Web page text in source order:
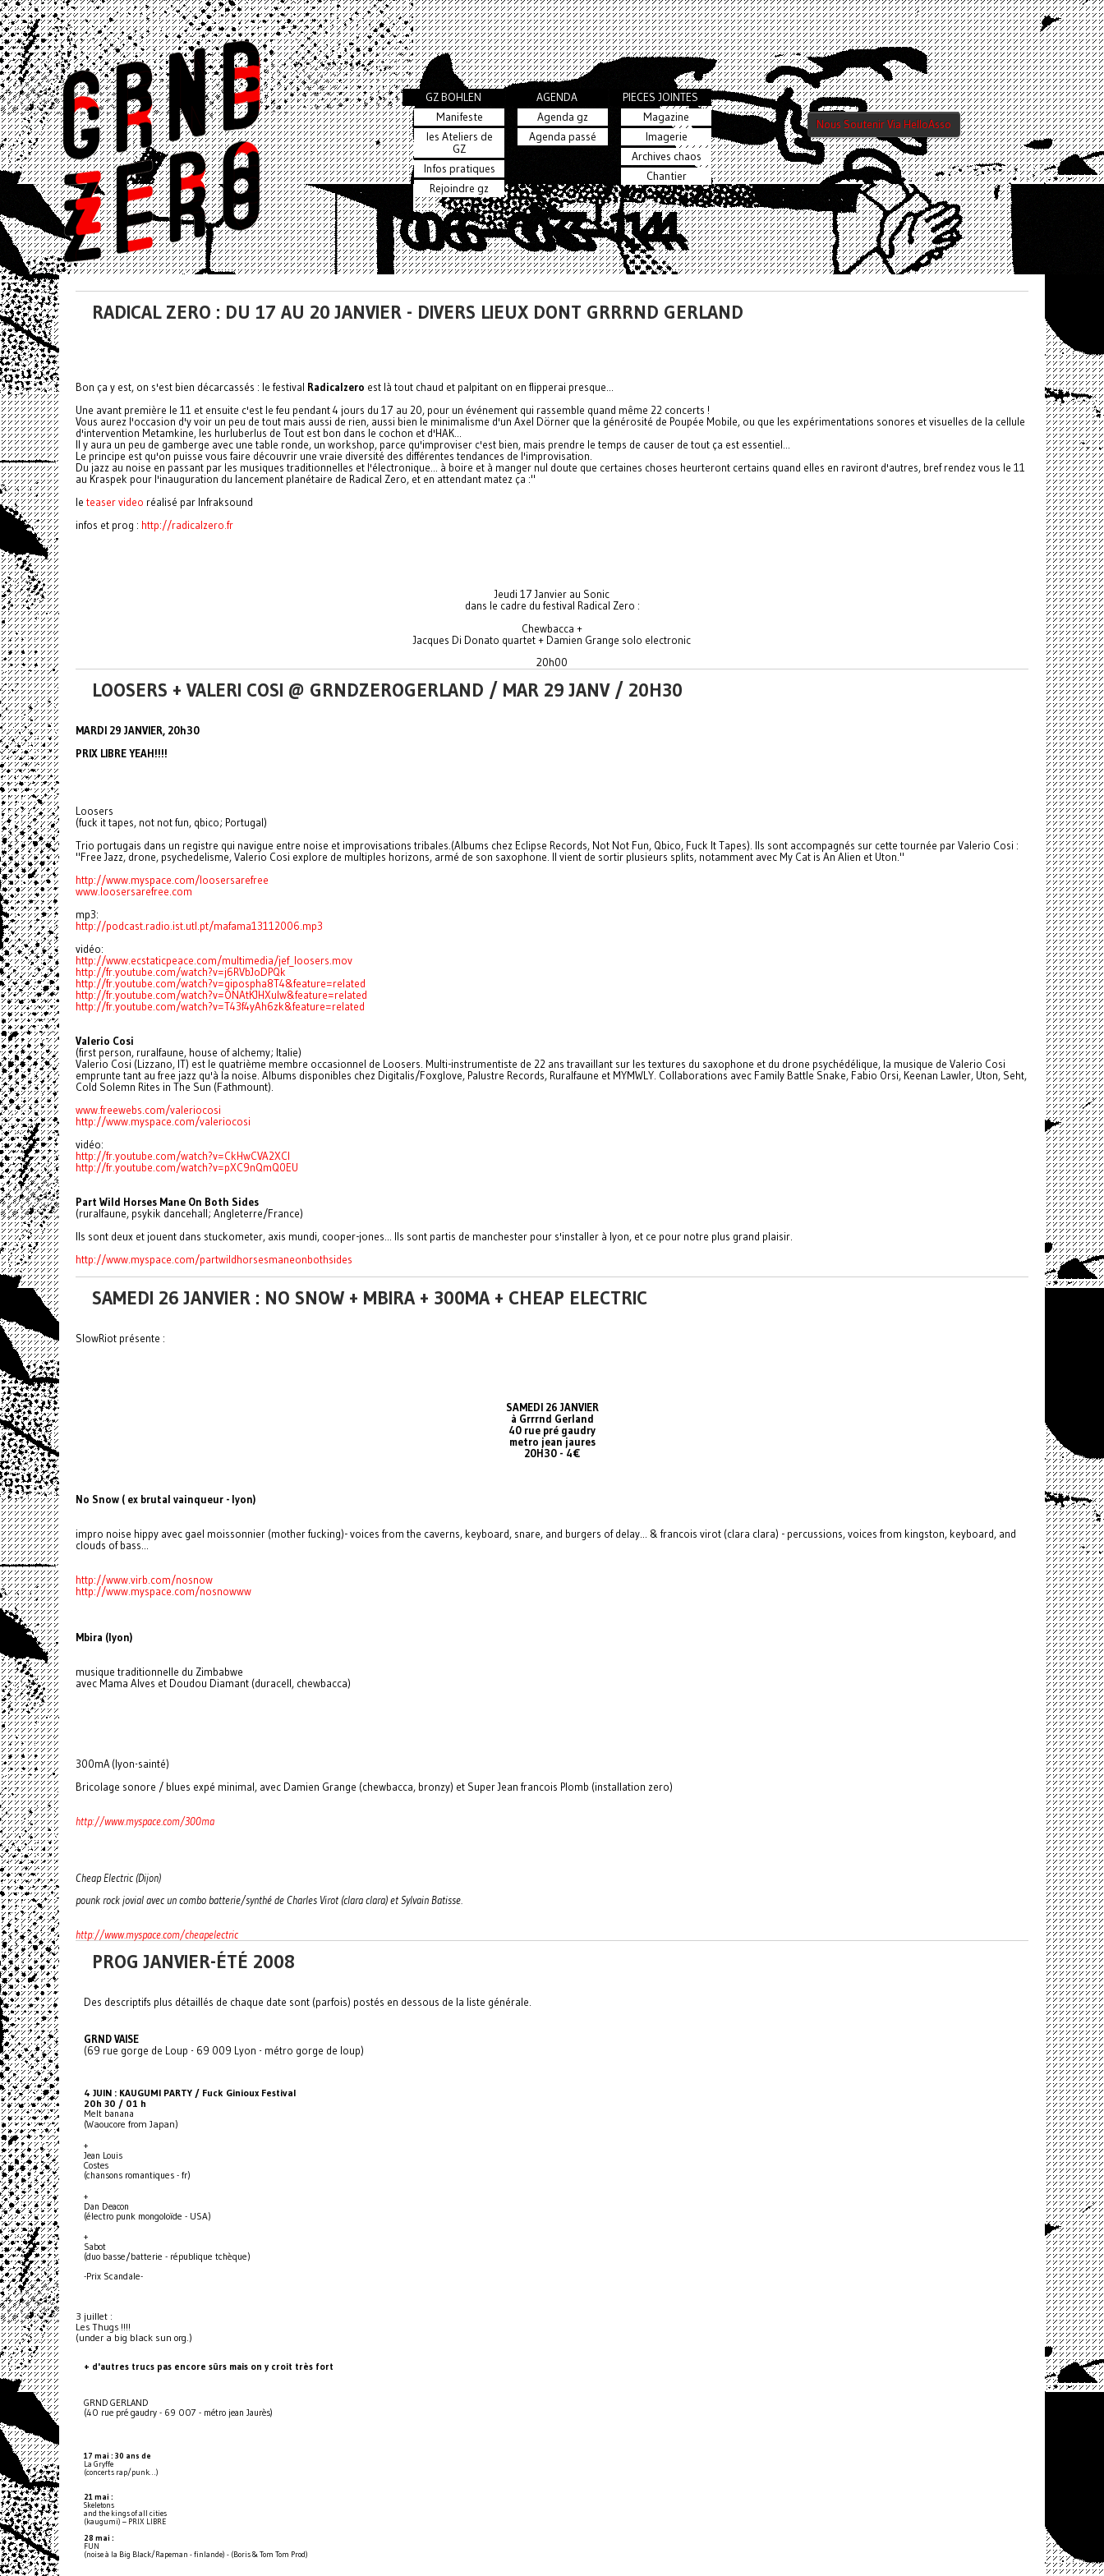
GZ BOHLEN
Manifeste
les Ateliers de
GZ
Infos pratiques
Rejoindre gz
AGENDA
Agenda gz
Agenda passé
PIECES JOINTES
Magazine
Imagerie
Archives chaos
Chantier
Nous Soutenir Via HelloAsso
RADICAL ZERO : DU 17 AU 20 JANVIER - DIVERS LIEUX DONT GRRRND GERLAND
Bon ça y est, on s'est bien décarcassés : le festival Radicalzero est là tout chaud et palpitant on en flipperai presque...
Une avant première le 11 et ensuite c'est le feu pendant 4 jours du 17 au 20, pour un événement qui rassemble quand même 22 concerts !
Vous aurez l'occasion d'y voir un peu de tout mais aussi de rien, aussi bien le minimalisme d'un Axel Dörner que la générosité de Poupée Mobile, ou que les expérimentations sonores et visuelles de la cellule
d'intervention Metamkine, les hurluberlus de Tout est bon dans le cochon et d'HAK...
Il y aura un peu de gamberge avec une table ronde, un workshop, parce qu'improviser c'est bien, mais prendre le temps de causer de tout ça est essentiel...
Le principe est qu'on puisse vous faire découvrir une vraie diversité des différentes tendances de l'improvisation.
Du jazz au noise en passant par les musiques traditionnelles et l'électronique... à boire et à manger nul doute que certaines choses heurteront certains quand elles en raviront d'autres, bref rendez vous le 11
au Kraspek pour l'inauguration du lancement planétaire de Radical Zero, et en attendant matez ça :"
le teaser video réalisé par Infraksound
infos et prog : http://radicalzero.fr
Jeudi 17 Janvier au Sonic
dans le cadre du festival Radical Zero :
Chewbacca +
Jacques Di Donato quartet + Damien Grange solo electronic
20h00
LOOSERS + VALERI COSI @ GRNDZEROGERLAND / MAR 29 JANV / 20H30
MARDI 29 JANVIER, 20h30
PRIX LIBRE YEAH!!!!
Loosers
(fuck it tapes, not not fun, qbico; Portugal)
Trio portugais dans un registre qui navigue entre noise et improvisations tribales.(Albums chez Eclipse Records, Not Not Fun, Qbico, Fuck It Tapes). Ils sont accompagnés sur cette tournée par Valerio Cosi :
"Free Jazz, drone, psychedelisme, Valerio Cosi explore de multiples horizons, armé de son saxophone. Il vient de sortir plusieurs splits, notamment avec My Cat is An Alien et Uton."
http://www.myspace.com/loosersarefree
www.loosersarefree.com
mp3:
http://podcast.radio.ist.utl.pt/mafama13112006.mp3
vidéo:
http://www.ecstaticpeace.com/multimedia/jef_loosers.mov
http://fr.youtube.com/watch?v=j6RVbJoDPQk
http://fr.youtube.com/watch?v=gipospha8T4&feature=related
http://fr.youtube.com/watch?v=ONAtKJHXulw&feature=related
http://fr.youtube.com/watch?v=T43f4yAh6zk&feature=related
Valerio Cosi
(first person, ruralfaune, house of alchemy; Italie)
Valerio Cosi (Lizzano, IT) est le quatrième membre occasionnel de Loosers. Multi-instrumentiste de 22 ans travaillant sur les textures du saxophone et du drone psychédélique, la musique de Valerio Cosi
emprunte tant au free jazz qu'à la noise. Albums disponibles chez Digitalis/Foxglove, Palustre Records, Ruralfaune et MYMWLY. Collaborations avec Family Battle Snake, Fabio Orsi, Keenan Lawler, Uton, Seht,
Cold Solemn Rites in The Sun (Fathmount).
www.freewebs.com/valeriocosi
http://www.myspace.com/valeriocosi
vidéo:
http://fr.youtube.com/watch?v=CkHwCVA2XCI
http://fr.youtube.com/watch?v=pXC9nQmQ0EU
Part Wild Horses Mane On Both Sides
(ruralfaune, psykik dancehall; Angleterre/France)
Ils sont deux et jouent dans stuckometer, axis mundi, cooper-jones... Ils sont partis de manchester pour s'installer à lyon, et ce pour notre plus grand plaisir.
http://www.myspace.com/partwildhorsesmaneonbothsides
SAMEDI 26 JANVIER : NO SNOW + MBIRA + 300MA + CHEAP ELECTRIC
SlowRiot présente :
SAMEDI 26 JANVIER
à Grrrnd Gerland
40 rue pré gaudry
metro jean jaures
20H30 - 4€
No Snow ( ex brutal vainqueur - lyon)
impro noise hippy avec gael moissonnier (mother fucking)- voices from the caverns, keyboard, snare, and burgers of delay... & francois virot (clara clara) - percussions, voices from kingston, keyboard, and
clouds of bass...
http://www.virb.com/nosnow
http://www.myspace.com/nosnowww
Mbira (lyon)
musique traditionnelle du Zimbabwe
avec Mama Alves et Doudou Diamant (duracell, chewbacca)
300mA (lyon-sainté)
Bricolage sonore / blues expé minimal, avec Damien Grange (chewbacca, bronzy) et Super Jean francois Plomb (installation zero)
http://www.myspace.com/300ma
Cheap Electric (Dijon)
pounk rock jovial avec un combo batterie/synthé de Charles Virot (clara clara) et Sylvain Batisse.
http://www.myspace.com/cheapelectric
PROG JANVIER-ÉTÉ 2008
Des descriptifs plus détaillés de chaque date sont (parfois) postés en dessous de la liste générale.
GRND VAISE
(69 rue gorge de Loup - 69 009 Lyon - métro gorge de loup)
4 JUIN : KAUGUMI PARTY / Fuck Ginioux Festival
20h 30 / 01 h
Melt banana
(Waoucore from Japan)
+
Jean Louis
Costes
(chansons romantiques - fr)
+
Dan Deacon
(électro punk mongoloïde - USA)
+
Sabot
(duo basse/batterie - république tchèque)
-Prix Scandale-
3 juillet :
Les Thugs !!!!
(under a big black sun org.)
+ d'autres trucs pas encore sûrs mais on y croit très fort
GRND GERLAND
(40 rue pré gaudry - 69 007 - métro jean Jaurès)
17 mai : 30 ans de
La Gryffe
(concerts rap/punk…)
21 mai :
Skeletons
and the kings of all cities
(kaugumi) – PRIX LIBRE
28 mai :
FUN
(noise à la Big Black/Rapeman - finlande) - (Boris & Tom Tom Prod)